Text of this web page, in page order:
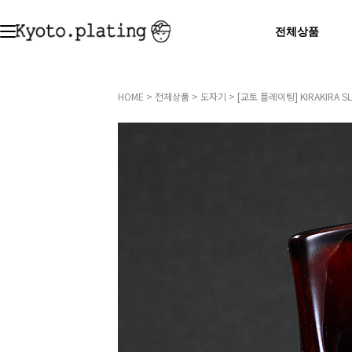
전체상품
HOME > 전체상품 > 도자기 > [교토 플레이팅] KIRAKIRA